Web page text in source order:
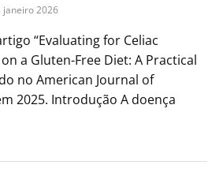
janeiro 2026
“Evaluating for Celiac
a Gluten-Free Diet: A Practical
no American Journal of
2025. Introdução A doença